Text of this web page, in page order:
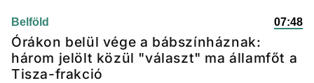
Belföld 07:48
Órákon belül vége a bábszínháznak:
három jelölt közül "választ" ma államfőt a
Tisza-frakció